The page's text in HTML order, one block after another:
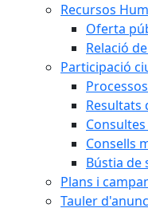
Recursos
Oferta
Relació
Participació
Resultats
Consells
Bústia de
Plans i
Tauler